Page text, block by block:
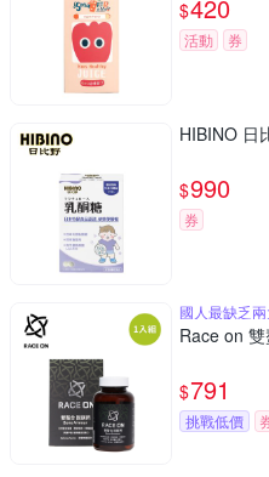
$420
活動 券
HIBINO 日
$990
券
國人最缺乏
Race on
$791
挑戰低價